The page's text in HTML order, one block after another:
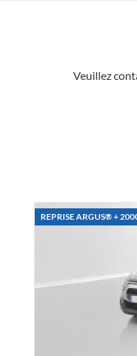
Veuillez
REPRISE ARGUS®️ +